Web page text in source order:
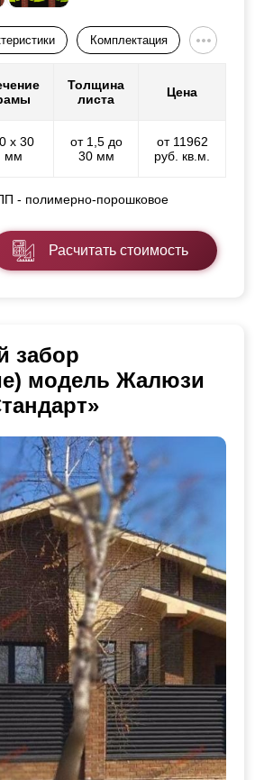
Комплектация
Толщина
листа
Цена
х 30
мм
от 1,5 до
30 мм
от 11962
руб. кв.м.
- полимерно-порошковое
Расчитать стоимость
забор
модель Жалюзи